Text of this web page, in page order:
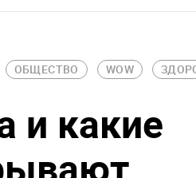
ОБЩЕСТВО WOW
и какие